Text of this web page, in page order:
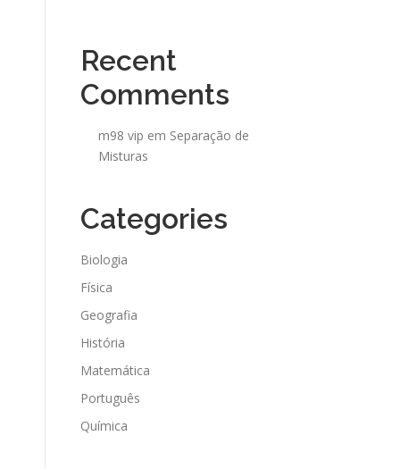
Recent
Comments
m98 vip em Separação de
Misturas
Categories
Biologia
Física
Geografia
História
Matemática
Português
Química